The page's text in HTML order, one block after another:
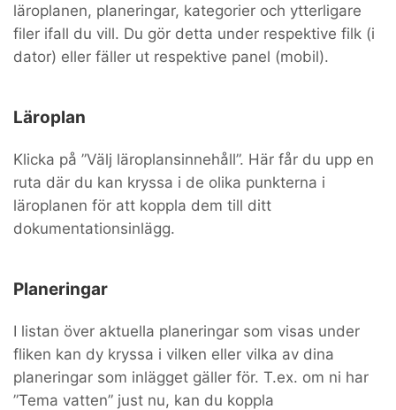
läroplanen, planeringar, kategorier och ytterligare
filer ifall du vill. Du gör detta under respektive filk (i
dator) eller fäller ut respektive panel (mobil).
Läroplan
Klicka på ”Välj läroplansinnehåll”. Här får du upp en
ruta där du kan kryssa i de olika punkterna i
läroplanen för att koppla dem till ditt
dokumentationsinlägg.
Planeringar
I listan över aktuella planeringar som visas under
fliken kan dy kryssa i vilken eller vilka av dina
planeringar som inlägget gäller för. T.ex. om ni har
”Tema vatten” just nu, kan du koppla